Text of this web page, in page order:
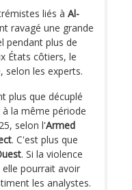
liés à Al-
ravagé une grande
pendant plus de
États côtiers, le
selon les experts.
plus que décuplé
la même période
selon l'Armed
. C'est plus que
. Si la violence
pourrait avoir
les analystes.